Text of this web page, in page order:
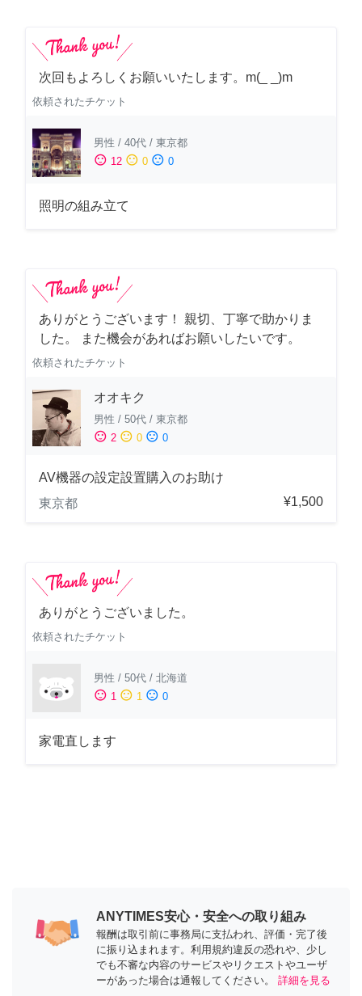
次回もよろしくお願いいたします。m(_ _)m
依頼されたチケット
男性 / 40代 / 東京都
sentiment_satisfied 12 sentiment_neutral 0 sentiment_dissatisfied 0
照明の組み立て
ありがとうございます！ 親切、丁寧で助かりま
した。 また機会があればお願いしたいです。
依頼されたチケット
オオキク
男性 / 50代 / 東京都
sentiment_satisfied 2 sentiment_neutral 0 sentiment_dissatisfied 0
AV機器の設定設置購入のお助け
東京都
¥1,500
ありがとうございました。
依頼されたチケット
男性 / 50代 / 北海道
sentiment_satisfied 1 sentiment_neutral 1 sentiment_dissatisfied 0
家電直します
ANYTIMES安心・安全への取り組み
報酬は取引前に事務局に支払われ、評価・完了後
に振り込まれます。利用規約違反の恐れや、少し
でも不審な内容のサービスやリクエストやユーザ
ーがあった場合は通報してください。
詳細を見る